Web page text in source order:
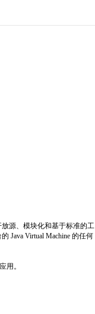
放源、模块化和基于标准的工
Java Virtual Machine 的任何
用。